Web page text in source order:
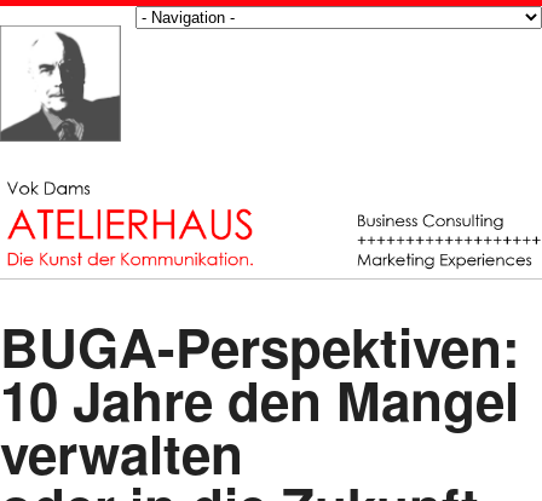
BUGA-Perspektiven:
10 Jahre den Mangel
verwalten